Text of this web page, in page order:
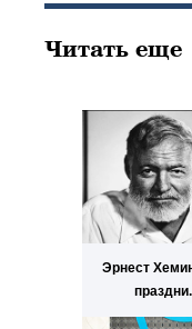
Читать еще
Эрнест